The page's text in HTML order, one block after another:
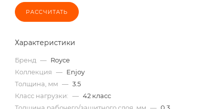
РАССЧИТАТЬ
Характеристики
Бренд — Royce
Коллекция — Enjoy
Толщина, мм — 3.5
Класс нагрузки: — 42 класс